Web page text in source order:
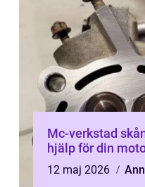
Mc-verkstad skåne så hittar du
hjälp för din
12 maj 2026